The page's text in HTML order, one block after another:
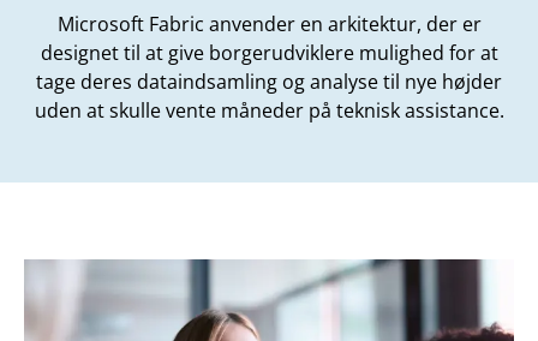
Microsoft Fabric anvender en arkitektur, der er
designet til at give borgerudviklere mulighed for at
tage deres dataindsamling og analyse til nye højder
uden at skulle vente måneder på teknisk assistance.